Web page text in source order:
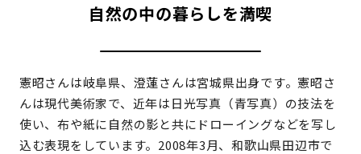
自然の中の暮らしを満喫
憲昭さんは岐阜県、澄蓮さんは宮城県出身です。憲昭さ
んは現代美術家で、近年は日光写真（青写真）の技法を
使い、布や紙に自然の影と共にドローイングなどを写し
込む表現をしています。2008年3月、和歌山県田辺市で